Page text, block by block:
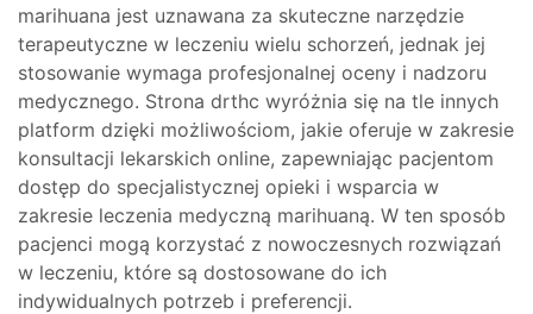
marihuana jest uznawana za skuteczne narzędzie
terapeutyczne w leczeniu wielu schorzeń, jednak jej
stosowanie wymaga profesjonalnej oceny i nadzoru
medycznego. Strona drthc wyróżnia się na tle innych
platform dzięki możliwościom, jakie oferuje w zakresie
konsultacji lekarskich online, zapewniając pacjentom
dostęp do specjalistycznej opieki i wsparcia w
zakresie leczenia medyczną marihuaną. W ten sposób
pacjenci mogą korzystać z nowoczesnych rozwiązań
w leczeniu, które są dostosowane do ich
indywidualnych potrzeb i preferencji.